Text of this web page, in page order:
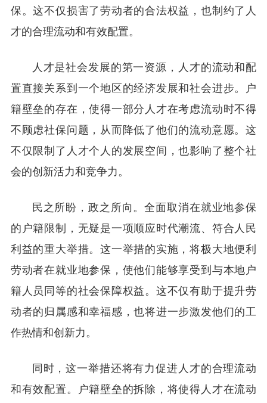
保。这不仅损害了劳动者的合法权益，也制约了人
才的合理流动和有效配置。
人才是社会发展的第一资源，人才的流动和配
置直接关系到一个地区的经济发展和社会进步。户
籍壁垒的存在，使得一部分人才在考虑流动时不得
不顾虑社保问题，从而降低了他们的流动意愿。这
不仅限制了人才个人的发展空间，也影响了整个社
会的创新活力和竞争力。
民之所盼，政之所向。全面取消在就业地参保
的户籍限制，无疑是一项顺应时代潮流、符合人民
利益的重大举措。这一举措的实施，将极大地便利
劳动者在就业地参保，使他们能够享受到与本地户
籍人员同等的社会保障权益。这不仅有助于提升劳
动者的归属感和幸福感，也将进一步激发他们的工
作热情和创新力。
同时，这一举措还将有力促进人才的合理流动
和有效配置。户籍壁垒的拆除，将使得人才在流动